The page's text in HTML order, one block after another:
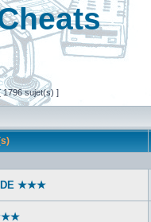
sujet(s) ]
★★★